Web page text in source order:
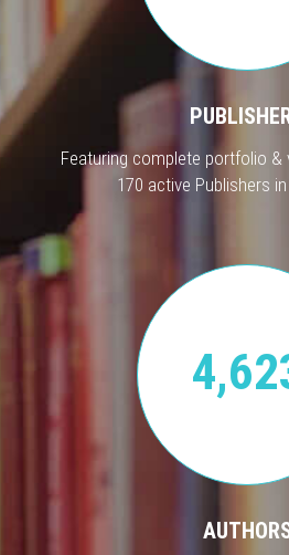
Featuring complete portfolio
170 active Publishers in